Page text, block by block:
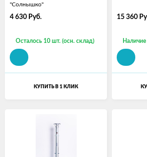
"Солнышко"
4 630 Руб.
Осталось 10 шт. (осн. склад)
КУПИТЬ В 1 КЛИК
15 360
Наличие